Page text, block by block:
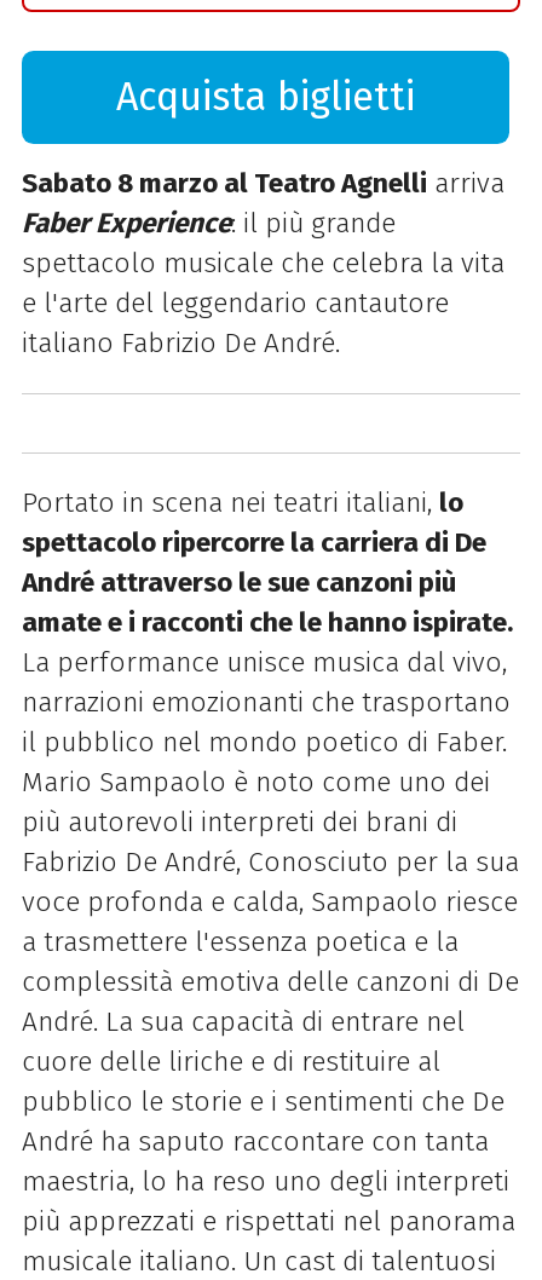
Acquista biglietti
Sabato 8 marzo al Teatro Agnelli arriva
Faber Experience: il più grande
spettacolo musicale che celebra la vita
e l'arte del leggendario cantautore
italiano Fabrizio De André.
Portato in scena nei teatri italiani, lo
spettacolo ripercorre la carriera di De
André attraverso le sue canzoni più
amate e i racconti che le hanno ispirate.
La performance unisce musica dal vivo,
narrazioni emozionanti che trasportano
il pubblico nel mondo poetico di Faber.
Mario Sampaolo è noto come uno dei
più autorevoli interpreti dei brani di
Fabrizio De André, Conosciuto per la sua
voce profonda e calda, Sampaolo riesce
a trasmettere l'essenza poetica e la
complessità emotiva delle canzoni di De
André. La sua capacità di entrare nel
cuore delle liriche e di restituire al
pubblico le storie e i sentimenti che De
André ha saputo raccontare con tanta
maestria, lo ha reso uno degli interpreti
più apprezzati e rispettati nel panorama
musicale italiano. Un cast di talentuosi